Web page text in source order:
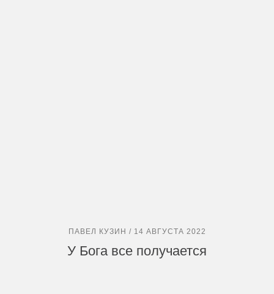
ПАВЕЛ КУЗИН / 14 АВГУСТА 2022
У Бога все получается